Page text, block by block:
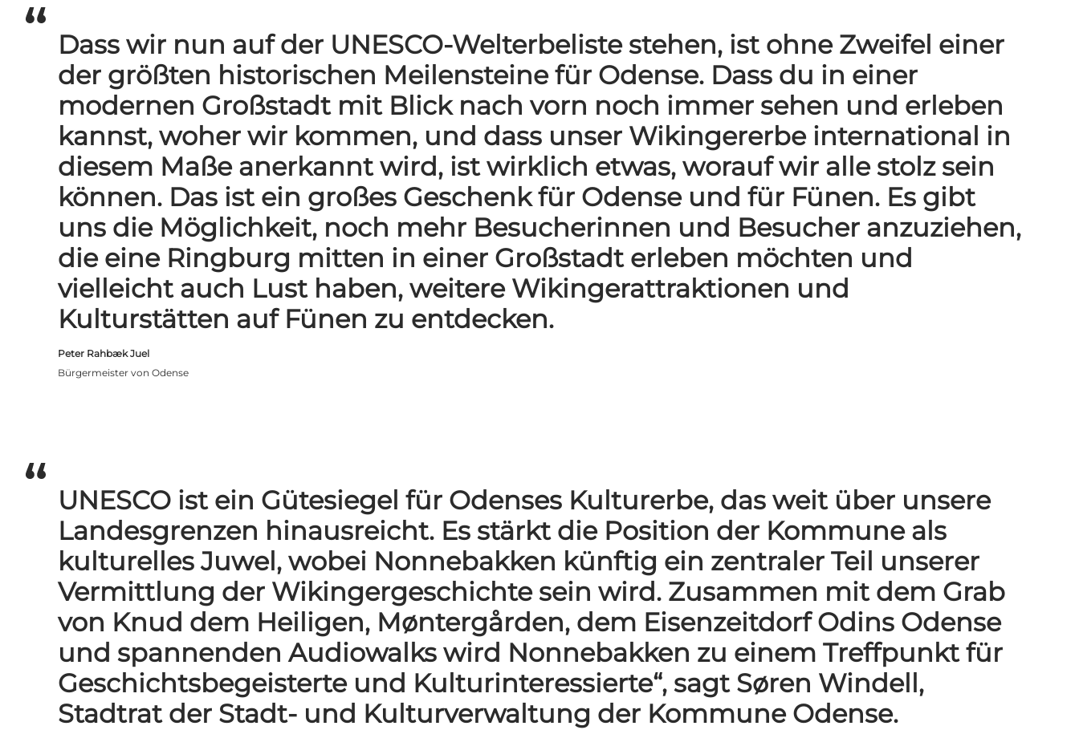
Dass wir nun auf der UNESCO-Welterbeliste stehen, ist ohne Zweifel einer
der größten historischen Meilensteine für Odense. Dass du in einer
modernen Großstadt mit Blick nach vorn noch immer sehen und erleben
kannst, woher wir kommen, und dass unser Wikingererbe international in
diesem Maße anerkannt wird, ist wirklich etwas, worauf wir alle stolz sein
können. Das ist ein großes Geschenk für Odense und für Fünen. Es gibt
uns die Möglichkeit, noch mehr Besucherinnen und Besucher anzuziehen,
die eine Ringburg mitten in einer Großstadt erleben möchten und
vielleicht auch Lust haben, weitere Wikingerattraktionen und
Kulturstätten auf Fünen zu entdecken.
Peter Rahbæk Juel
Bürgermeister von Odense
UNESCO ist ein Gütesiegel für Odenses Kulturerbe, das weit über unsere
Landesgrenzen hinausreicht. Es stärkt die Position der Kommune als
kulturelles Juwel, wobei Nonnebakken künftig ein zentraler Teil unserer
Vermittlung der Wikingergeschichte sein wird. Zusammen mit dem Grab
von Knud dem Heiligen, Møntergården, dem Eisenzeitdorf Odins Odense
und spannenden Audiowalks wird Nonnebakken zu einem Treffpunkt für
Geschichtsbegeisterte und Kulturinteressierte“, sagt Søren Windell,
Stadtrat der Stadt- und Kulturverwaltung der Kommune Odense.